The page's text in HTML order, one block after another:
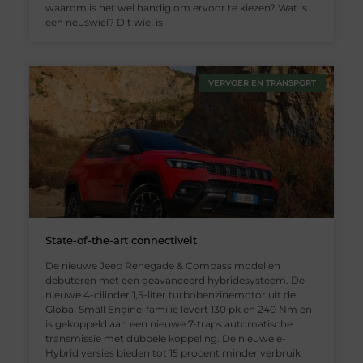
waarom is het wel handig om ervoor te kiezen? Wat is
een neuswiel? Dit wiel is
VERVOER EN TRANSPORT
State-of-the-art connectiveit
De nieuwe Jeep Renegade & Compass modellen
debuteren met een geavanceerd hybridesysteem. De
nieuwe 4-cilinder 1,5-liter turbobenzinemotor uit de
Global Small Engine-familie levert 130 pk en 240 Nm en
is gekoppeld aan een nieuwe 7-traps automatische
transmissie met dubbele koppeling. De nieuwe e-
Hybrid versies bieden tot 15 procent minder verbruik